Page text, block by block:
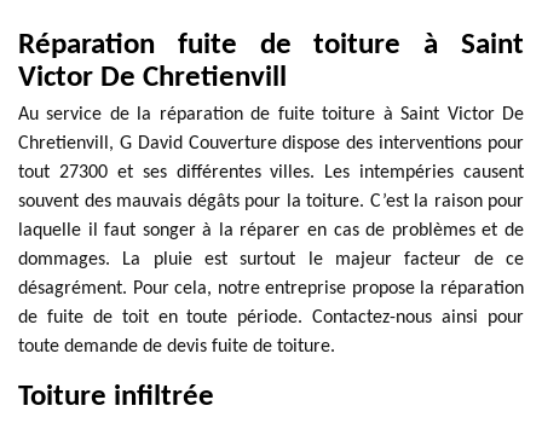
Réparation fuite de toiture à Saint
Victor De Chretienvill
Au service de la réparation de fuite toiture à Saint Victor De
Chretienvill, G David Couverture dispose des interventions pour
tout 27300 et ses différentes villes. Les intempéries causent
souvent des mauvais dégâts pour la toiture. C’est la raison pour
laquelle il faut songer à la réparer en cas de problèmes et de
dommages. La pluie est surtout le majeur facteur de ce
désagrément. Pour cela, notre entreprise propose la réparation
de fuite de toit en toute période. Contactez-nous ainsi pour
toute demande de devis fuite de toiture.
Toiture infiltrée